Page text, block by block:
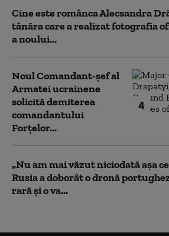
Cine este românca Alecsandra
tânăra care a realizat fotografia
a noului...
4
Noul Comandant-șef al
Armatei ucrainene
solicită demiterea
comandantului
Forțelor...
„Nu am mai văzut niciodată așa
Rusia a doborât o dronă
rară și o va...